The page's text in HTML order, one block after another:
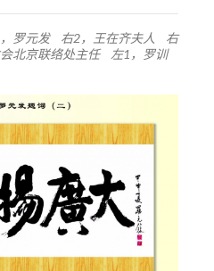
，罗元发 右2，王在齐夫人 右
北京联络处主任 左1，罗训